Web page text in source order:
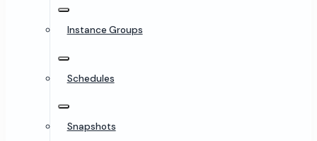
Instance Groups
Schedules
Snapshots